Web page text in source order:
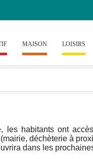
MAISON LOISIRS
les habitants ont
déchèterie à
dans les